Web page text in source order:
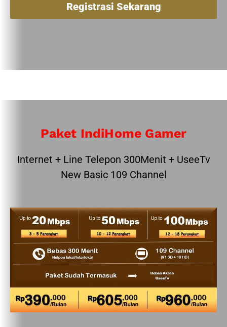
Registrasi Sekarang
Paket IndiHome Gamer
Internet + Line Telepon 300Menit + UseeTv
New Basic 109 Channel